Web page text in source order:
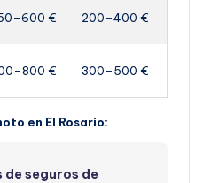
€ 200–400 €
€ 300–500 €
en El Rosario:
seguros de